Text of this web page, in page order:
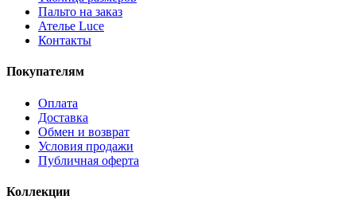
Пальто на заказ
Ателье Luce
Контакты
Покупателям
Оплата
Доставка
Обмен и возврат
Условия продажи
Публичная оферта
Коллекции